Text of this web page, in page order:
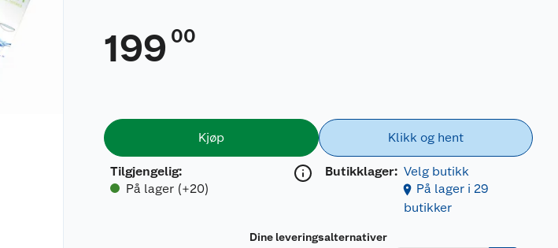
199 00
Kjøp
Tilgjengelig:
På lager (+20)
Klikk og hent
Butikklager: Velg butikk
På lager i 29
butikker
Dine leveringsalternativer